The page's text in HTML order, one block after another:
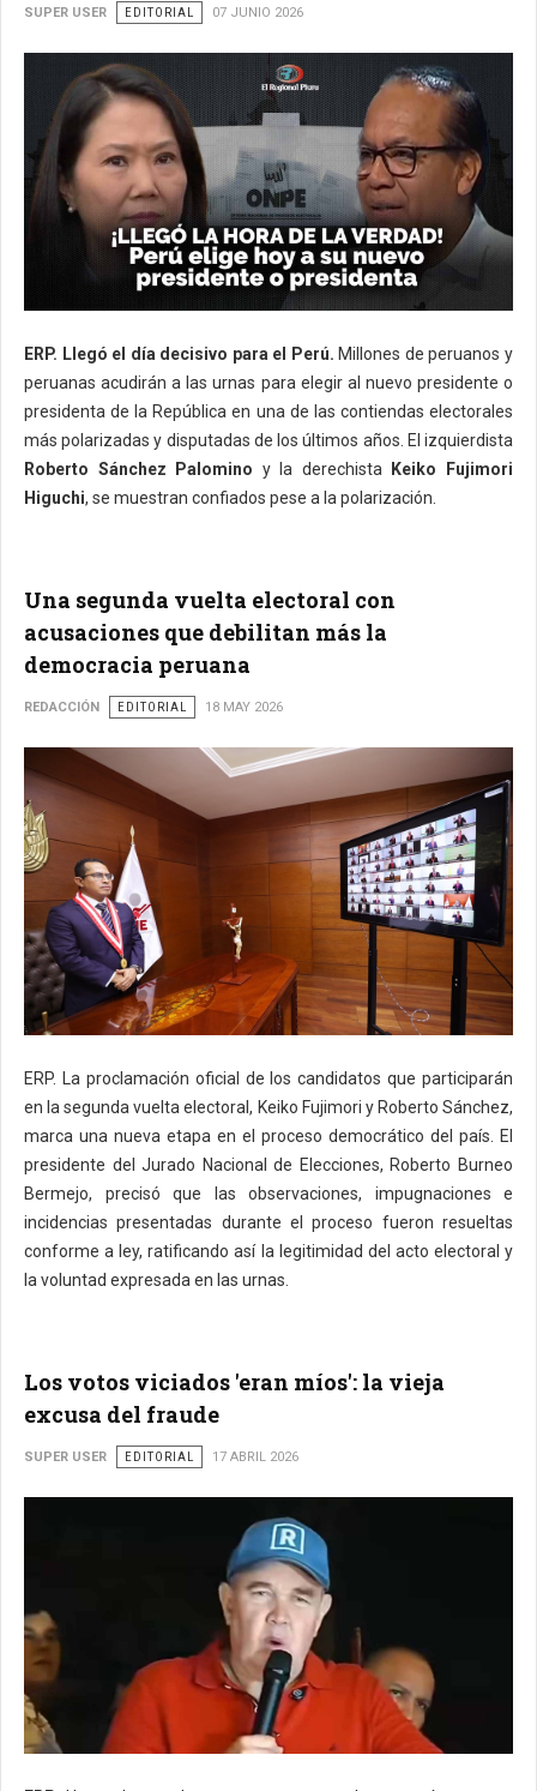
SUPER USER EDITORIAL 07 JUNIO 2026
ERP. Llegó el día decisivo para el Perú. Millones de peruanos y
peruanas acudirán a las urnas para elegir al nuevo presidente o
presidenta de la República en una de las contiendas electorales
más polarizadas y disputadas de los últimos años. El izquierdista
Roberto Sánchez Palomino y la derechista Keiko Fujimori
Higuchi, se muestran confiados pese a la polarización.
Una segunda vuelta electoral con
acusaciones que debilitan más la
democracia peruana
REDACCIÓN EDITORIAL 18 MAY 2026
ERP. La proclamación oficial de los candidatos que participarán
en la segunda vuelta electoral, Keiko Fujimori y Roberto Sánchez,
marca una nueva etapa en el proceso democrático del país. El
presidente del Jurado Nacional de Elecciones, Roberto Burneo
Bermejo, precisó que las observaciones, impugnaciones e
incidencias presentadas durante el proceso fueron resueltas
conforme a ley, ratificando así la legitimidad del acto electoral y
la voluntad expresada en las urnas.
Los votos viciados 'eran míos': la vieja
excusa del fraude
SUPER USER EDITORIAL 17 ABRIL 2026